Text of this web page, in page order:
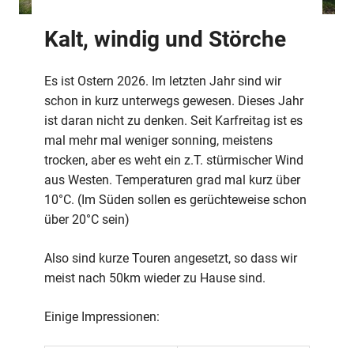
Kalt, windig und Störche
Es ist Ostern 2026. Im letzten Jahr sind wir
schon in kurz unterwegs gewesen. Dieses Jahr
ist daran nicht zu denken. Seit Karfreitag ist es
mal mehr mal weniger sonning, meistens
trocken, aber es weht ein z.T. stürmischer Wind
aus Westen. Temperaturen grad mal kurz über
10°C. (Im Süden sollen es gerüchteweise schon
über 20°C sein)
Also sind kurze Touren angesetzt, so dass wir
meist nach 50km wieder zu Hause sind.
Einige Impressionen: